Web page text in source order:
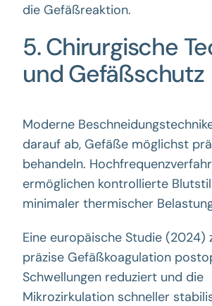
die Gefäßreaktion.
5. Chirurgische
und Gefäßschutz
Moderne
darauf ab, Gefäße möglichst
behandeln.
ermöglichen kontrollierte
minimaler thermischer
Eine europäische Studie (2024)
präzise Gefäßkoagulation
Schwellungen reduziert und die
Mikrozirkulation schneller